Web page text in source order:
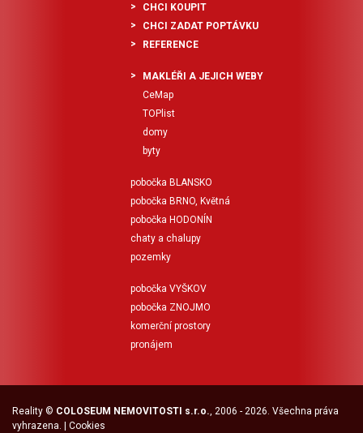
CHCI KOUPIT
CHCI ZADAT POPTÁVKU
REFERENCE
MAKLÉŘI A JEJICH WEBY
CeMap
TOPlist
domy
byty
pobočka BLANSKO
pobočka BRNO, Květná
pobočka HODONÍN
chaty a chalupy
pozemky
pobočka VYŠKOV
pobočka ZNOJMO
komerční prostory
pronájem
Reality © COLOSEUM NEMOVITOSTI s.r.o. , 2006 - 2026. Všechna práva
vyhrazena. | Cookies